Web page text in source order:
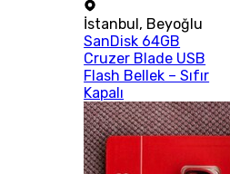
İstanbul, Beyoğlu
SanDisk 64GB
Cruzer Blade USB
Flash Bellek – Sıfır
Kapalı